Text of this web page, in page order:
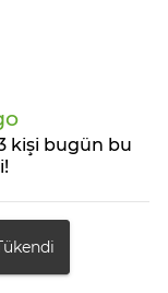
kişi bugün bu